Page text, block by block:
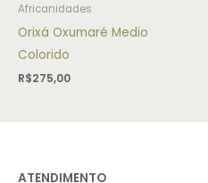
Africanidades
Orixá Oxumaré Medio
Colorido
R$275,00
ATENDIMENTO